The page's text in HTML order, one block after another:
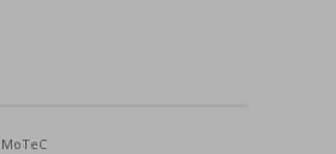
MoTeC